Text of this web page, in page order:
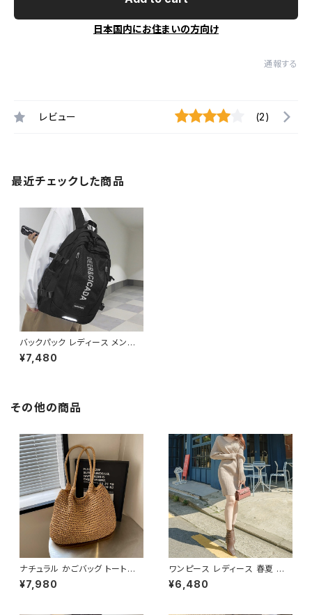
日本国内にお住まいの方向け
通報する
レビュー (2)
最近チェックした商品
バックパック レディース メンズ
リュック 春夏 秋冬 春 夏 秋 冬
黒 白 バッグ リュックサック 無地
校バッグ 大きめ ブラック アイボ
リー グレー ピンク バッグ 大学
セックス 男性 女性 男の子 女の
子 A4 オフィス カレッジコーデ
カジュアル デイリー お出かけ K
-B0174
¥7,480
その他の商品
ナチュラル かごバッグ トートバッ
グ ショルダーバッグ レディース
バッグ 軽量 編み 大容量 夏 韓
¥7,980
ワンピース レディース 春夏 秋
冬 春 夏 秋 冬 黒 タイトワンピ
ース ニットワンピース 長袖 カシ
¥6,480